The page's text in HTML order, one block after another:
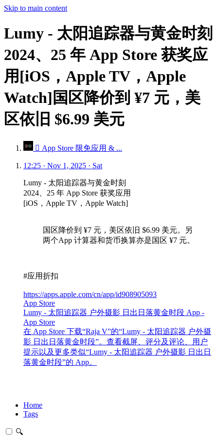
Skip to main content
Lumy - 太阳追踪器与黄金时刻
2024、25 年 App Store 获奖应
用[iOS，Apple TV，Apple
Watch]国区降价到 ¥7 元，美
区依旧 $6.99 美元
 App Store 限免应用 & ...
12:25 · Nov 1, 2025 · Sat
Lumy - 太阳追踪器与黄金时刻
2024、25 年 App Store 获奖应用
[iOS，Apple TV，Apple Watch]
国区降价到 ¥7 元，美区依旧 $6.99 美元。另
两个App 计算器和货币换算亦是国区 ¥7 元。
#应用折扣
https://apps.apple.com/cn/app/id908905093
App Store
Lumy - 太阳追踪器 户外摄影 日出日落黄金时段 App -
App Store
在 App Store 下载“Raja V”的“Lumy - 太阳追踪器 户外摄
影 日出日落黄金时段”。查看截屏、评分及评论、用户
提示以及更多类似“Lumy - 太阳追踪器 户外摄影 日出日
落黄金时段”的 App。
Home
Tags
🔍